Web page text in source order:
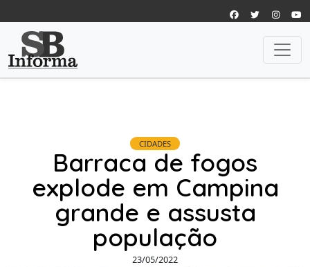
CIDADES
Barraca de fogos
explode em Campina
grande e assusta
população
23/05/2022